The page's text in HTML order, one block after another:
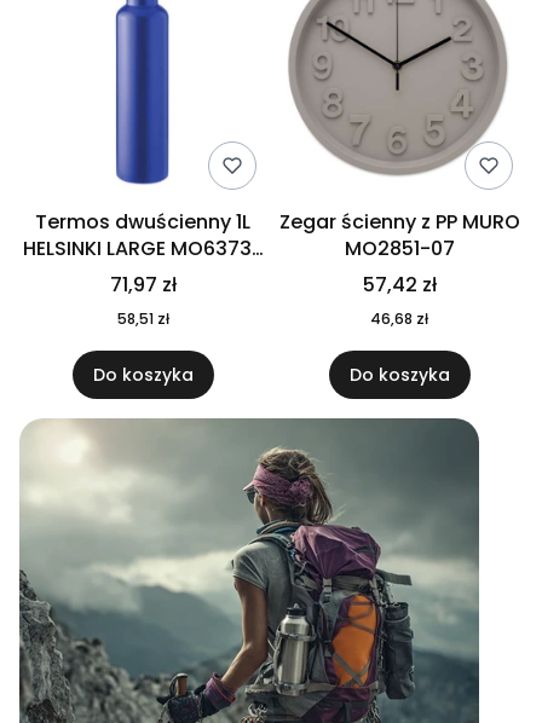
Termos dwuścienny 1L
HELSINKI LARGE MO6373-
04
71,97 zł
58,51 zł
Do koszyka
Zegar ścienny z PP MURO
MO2851-07
57,42 zł
46,68 zł
Do koszyka